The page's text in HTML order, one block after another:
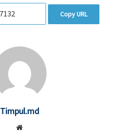
Copy URL
Timpul.md